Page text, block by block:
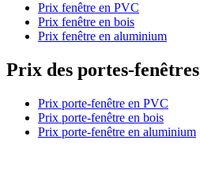
Prix fenêtre en PVC
Prix fenêtre en bois
Prix fenêtre en aluminium
Prix des portes-fenêtres
Prix porte-fenêtre en PVC
Prix porte-fenêtre en bois
Prix porte-fenêtre en aluminium